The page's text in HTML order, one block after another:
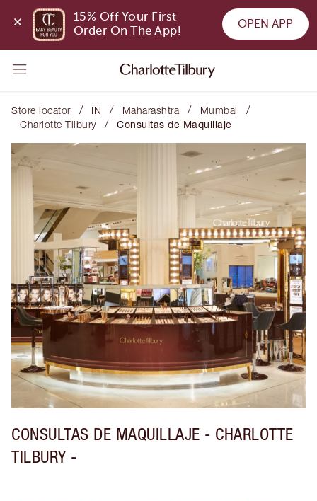
15% Off Your First
Order On The App!
OPEN APP
Store locator / IN / Maharashtra / Mumbai /
Charlotte Tilbury / Consultas de Maquillaje
CONSULTAS DE MAQUILLAJE - CHARLOTTE
TILBURY -